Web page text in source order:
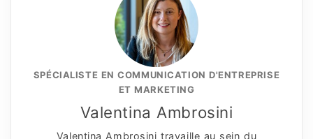
SPÉCIALISTE EN COMMUNICATION D'ENTREPRISE
ET MARKETING
Valentina Ambrosini
Valentina Ambrosini travaille au sein du